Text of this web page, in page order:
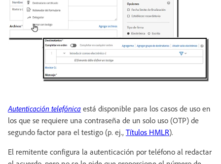
Autenticación telefónica está disponible para los casos de uso en
los que se requiere una contraseña de un solo uso (OTP) de
segundo factor para el testigo (p. ej., Títulos HMLR).
El remitente configura la autenticación por teléfono al redactar